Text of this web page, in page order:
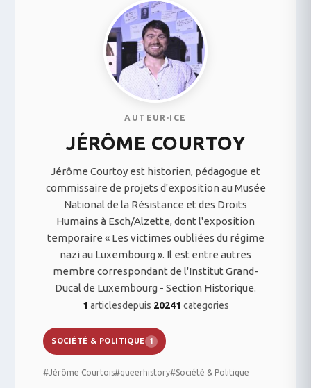
AUTEUR·ICE
JÉRÔME COURTOY
Jérôme Courtoy est historien, pédagogue et
commissaire de projets d'exposition au Musée
National de la Résistance et des Droits
Humains à Esch/Alzette, dont l'exposition
temporaire « Les victimes oubliées du régime
nazi au Luxembourg ». Il est entre autres
membre correspondant de l'Institut Grand-
Ducal de Luxembourg - Section Historique.
1 articlesdepuis 20241 categories
SOCIÉTÉ & POLITIQUE 1
#Jérôme Courtois#queerhistory#Société & Politique